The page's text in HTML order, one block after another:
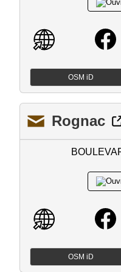
OSM iD
Rognac
OSM iD